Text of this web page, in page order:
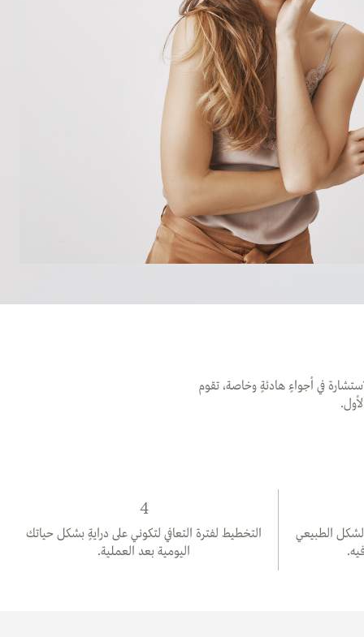
في أجواءٍ هادئةٍ وخاصة، تقوم
الطبيعي
4
التخطيط لفترة التعافي لتكوني على درايةٍ بشكل حياتك
اليومية بعد العملية.